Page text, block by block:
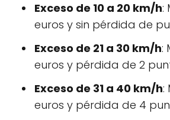
Exceso de 10 a 20 km/h:
euros y sin pérdida de
Exceso de 21 a 30 km/h:
euros y pérdida de 2
Exceso de 31 a 40 km/h:
euros y pérdida de 4